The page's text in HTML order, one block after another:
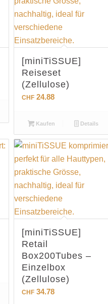
[miniTiSSUE]
Reiseset
(Zellulose)
CHF24.88
Kaufen Details
[miniTiSSUE]
Retail
Box200Tubes –
Einzelbox
(Zellulose)
CHF34.78